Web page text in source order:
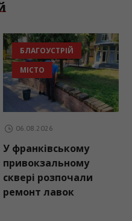
БЛАГОУСТРІЙ
МІСТО
06.08.2026
У франківському
привокзальному
сквері розпочали
ремонт лавок